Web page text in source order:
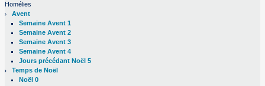
Homélies
Avent
Semaine Avent 1
Semaine Avent 2
Semaine Avent 3
Semaine Avent 4
Jours précédant Noël 5
Temps de Noël
Noël 0